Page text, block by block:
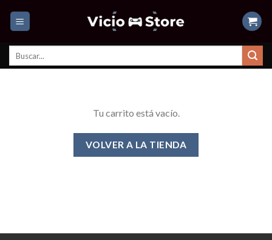
Buscar
por:
Tu carrito está vacío.
VOLVER A LA TIENDA